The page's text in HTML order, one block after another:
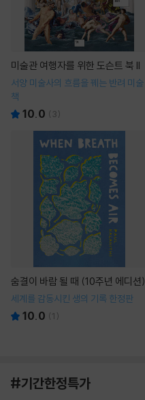
미술관 여행자를 위한 도슨트 북 II
서양 미술사의 흐름을 꿰는 반려 미술
책
10.0 ( 3)
숨결이 바람 될 때 (10주년 에디션)
세계를 감동시킨 생의 기록 한정판
10.0 (1 )
#기간한정특가